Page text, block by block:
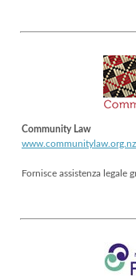
Community Law
www.communitylaw.org.nz
Fornisce assistenza legale